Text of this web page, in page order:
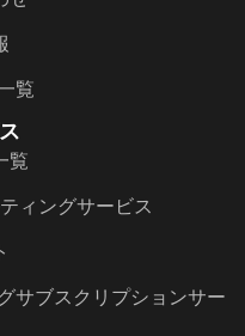
覧
覧
ィングサービス
サブスクリプションサー